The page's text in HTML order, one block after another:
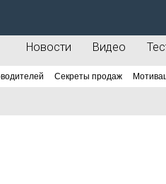
Новости Видео
Секреты продаж